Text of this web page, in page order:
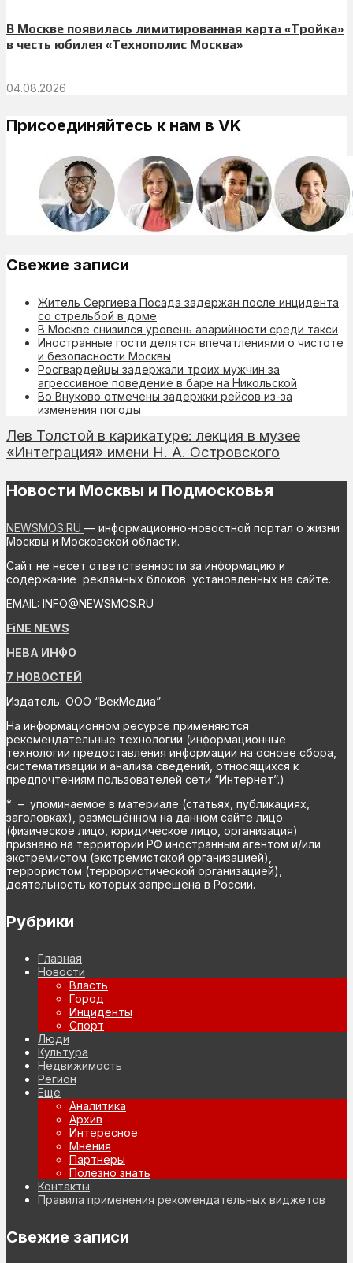
В Москве появилась лимитированная карта «Тройка»
в честь юбилея «Технополис Москва»
04.08.2026
Присоединяйтесь к нам в VK
Свежие записи
Житель Сергиева Посада задержан после инцидента
со стрельбой в доме
В Москве снизился уровень аварийности среди такси
Иностранные гости делятся впечатлениями о чистоте
и безопасности Москвы
Росгвардейцы задержали троих мужчин за
агрессивное поведение в баре на Никольской
Во Внуково отмечены задержки рейсов из-за
изменения погоды
Лев Толстой в карикатуре: лекция в музее
«Интеграция» имени Н. А. Островского
Новости Москвы и Подмосковья
NEWSMOS.RU — информационно-новостной портал о жизни
Москвы и Московской области.
Сайт не несет ответственности за информацию и
содержание рекламных блоков установленных на сайте.
EMAIL: INFO@NEWSMOS.RU
FiNE NEWS
НЕВА ИНФО
7 НОВОСТЕЙ
Издатель: ООО “ВекМедиа”
На информационном ресурсе применяются
рекомендательные технологии (информационные
технологии предоставления информации на основе сбора,
систематизации и анализа сведений, относящихся к
предпочтениям пользователей сети “Интернет”.)
* – упоминаемое в материале (статьях, публикациях,
заголовках), размещённом на данном сайте лицо
(физическое лицо, юридическое лицо, организация)
признано на территории РФ иностранным агентом и/или
экстремистом (экстремистской организацией),
террористом (террористической организацией),
деятельность которых запрещена в России.
Рубрики
Главная
Новости
Власть
Город
Инциденты
Спорт
Люди
Культура
Недвижимость
Регион
Еще
Аналитика
Архив
Интересное
Мнения
Партнеры
Полезно знать
Контакты
Правила применения рекомендательных виджетов
Свежие записи